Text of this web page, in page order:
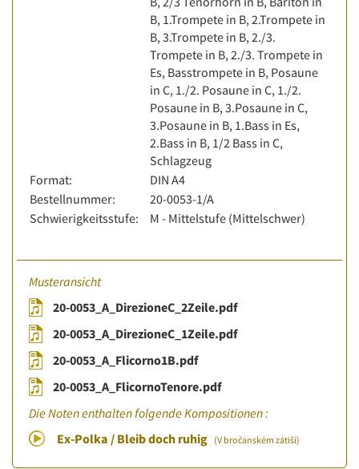
B, 1.Trompete in B, 2.Trompete in
B, 3.Trompete in B, 2./3.
Trompete in B, 2./3. Trompete in
Es, Basstrompete in B, Posaune
in C, 1./2. Posaune in C, 1./2.
Posaune in B, 3.Posaune in C,
3.Posaune in B, 1.Bass in Es,
2.Bass in B, 1/2 Bass in C,
Schlagzeug
Format:
DIN A4
Bestellnummer:
20-0053-1/A
Schwierigkeitsstufe:
M - Mittelstufe (Mittelschwer)
Musteransicht
20-0053_A_DirezioneC_2Zeile.pdf
20-0053_A_DirezioneC_1Zeile.pdf
20-0053_A_Flicorno1B.pdf
20-0053_A_FlicornoTenore.pdf
Die Noten enthalten folgende Kompositionen :
Ex-Polka / Bleib doch ruhig (V bročanském zátiší)